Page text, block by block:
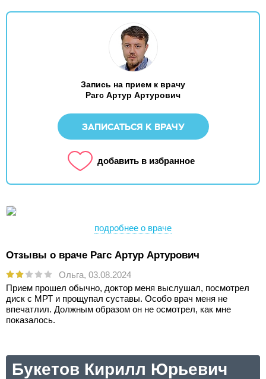
Запись на прием к врачу
Рагс Артур Артурович
ЗАПИСАТЬСЯ К ВРАЧУ
добавить в избранное
подробнее о враче
Отзывы о враче Рагс Артур Артурович
Ольга, 03.08.2024
Прием прошел обычно, доктор меня выслушал, посмотрел
диск с МРТ и прощупал суставы. Особо врач меня не
впечатлил. Должным образом он не осмотрел, как мне
показалось.
Букетов Кирилл Юрьевич